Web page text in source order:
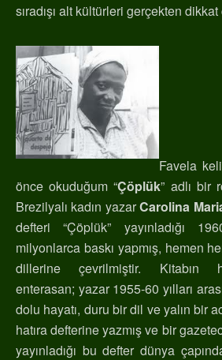
sıradışı alt kültürleri gerçekten
Favela
önce okuduğum “Çöplük” adlı bir
Brezilyalı kadın yazarCarolina
defteri “Çöplük” yayınladığı
milyonlarca baskı yapmış, hemen
dillerine çevrilmiştir. Kitabın
enterasan; yazar 1955-60 yılları
dolu hayatı, duru bir dil ve yalın bir
hatıra defterine yazmış ve bir
yayınladığı bu defter dünya